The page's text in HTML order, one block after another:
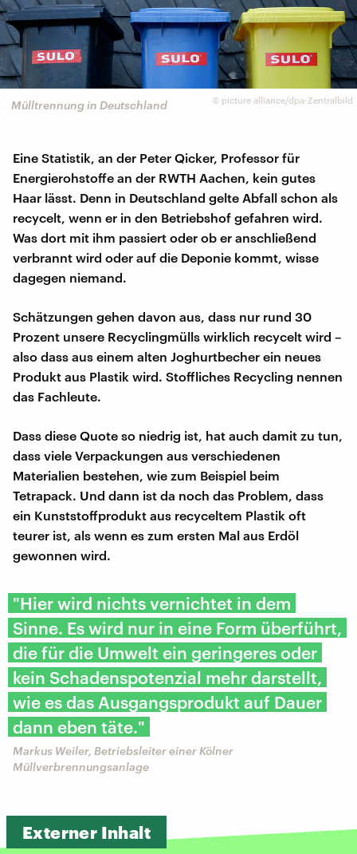
© picture alliance/dpa-Zentralbild
Mülltrennung in Deutschland
Eine Statistik, an der Peter Qicker, Professor für
Energierohstoffe an der RWTH Aachen, kein gutes
Haar lässt. Denn in Deutschland gelte Abfall schon als
recycelt, wenn er in den Betriebshof gefahren wird.
Was dort mit ihm passiert oder ob er anschließend
verbrannt wird oder auf die Deponie kommt, wisse
dagegen niemand.
Schätzungen gehen davon aus, dass nur rund 30
Prozent unsere Recyclingmülls wirklich recycelt wird –
also dass aus einem alten Joghurtbecher ein neues
Produkt aus Plastik wird. Stoffliches Recycling nennen
das Fachleute.
Dass diese Quote so niedrig ist, hat auch damit zu tun,
dass viele Verpackungen aus verschiedenen
Materialien bestehen, wie zum Beispiel beim
Tetrapack. Und dann ist da noch das Problem, dass
ein Kunststoffprodukt aus recyceltem Plastik oft
teurer ist, als wenn es zum ersten Mal aus Erdöl
gewonnen wird.
"Hier wird nichts vernichtet in dem
Sinne. Es wird nur in eine Form überführt,
die für die Umwelt ein geringeres oder
kein Schadenspotenzial mehr darstellt,
wie es das Ausgangsprodukt auf Dauer
dann eben täte."
Markus Weiler, Betriebsleiter einer Kölner
Müllverbrennungsanlage
Externer Inhalt